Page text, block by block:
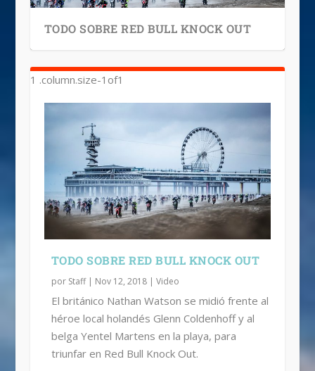
TODO SOBRE RED BULL KNOCK OUT
TODO SOBRE RED BULL KNOCK OUT
por Staff| Nov 12, 2018| Video
El británico Nathan Watson se midió frente al
héroe local holandés Glenn Coldenhoff y al
belga Yentel Martens en la playa, para
triunfar en Red Bull Knock Out.